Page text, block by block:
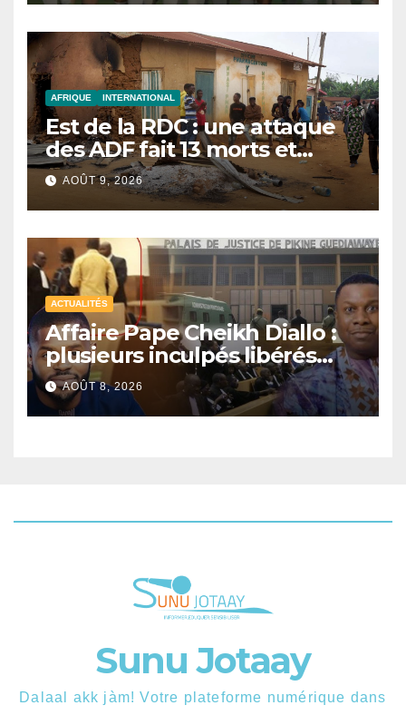
AFRIQUE INTERNATIONAL
Est de la RDC : une attaque
des ADF fait 13 morts et
réduit un village en cendres
AOÛT 9, 2026
ACTUALITÉS
Affaire Pape Cheikh Diallo :
plusieurs inculpés libérés
après un non-lieu partiel
AOÛT 8, 2026
Sunu Jotaay
Dalaal akk jàm! Votre plateforme numérique dans